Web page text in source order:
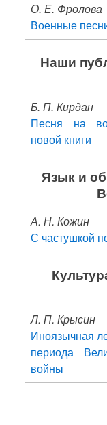
О. Е. Фролова
Военные
Наши
Б. П. Кирдан
Песня на
новой книги
Язык и
А. Н. Кожин
С частушкой
Л. П. Крысин
Иноязычная
периода
войны